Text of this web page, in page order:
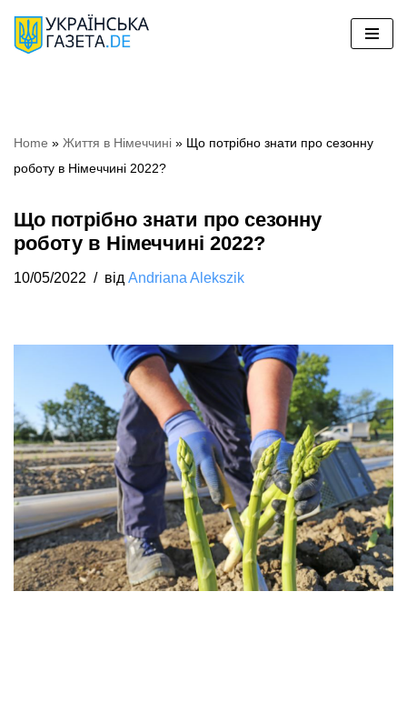
Перейти
Home » Життя в Німеччині » Що потрібно знати про сезонну
роботу в Німеччині 2022?
Що потрібно знати про сезонну
роботу в Німеччині 2022?
10/05/2022 від Andriana Alekszik